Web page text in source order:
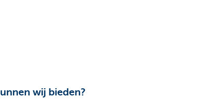
wij bieden?